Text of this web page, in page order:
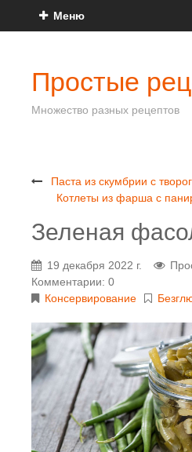
Меню
Простые
Множество разных рецептов
Паста из скумбрии с
Котлеты из фарша с
Зеленая
19 декабря 2022 г.
Комментарии: 0
Консервирование